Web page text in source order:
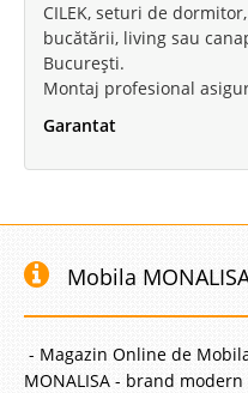
CILEK, seturi de dormitor,
bucătării, living sau
București.
Montaj profesional
Garantat
Mobila
- Magazin Online de
MONALISA - brand